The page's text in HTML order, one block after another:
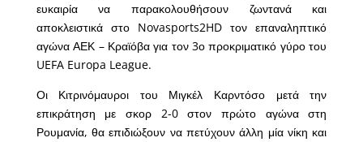
ευκαιρία να παρακολουθήσουν ζωντανά και
αποκλειστικά στο Novasports2HD τον επαναληπτικό
αγώνα ΑΕΚ – Κραϊόβα για τον 3ο προκριματικό γύρο του
UEFA Europa League.
Οι Κιτρινόμαυροι του Μιγκέλ Καρντόσο μετά την
επικράτηση με σκορ 2-0 στον πρώτο αγώνα στη
Ρουμανία, θα επιδιώξουν να πετύχουν άλλη μία νίκη και